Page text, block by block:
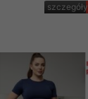
szczegóły